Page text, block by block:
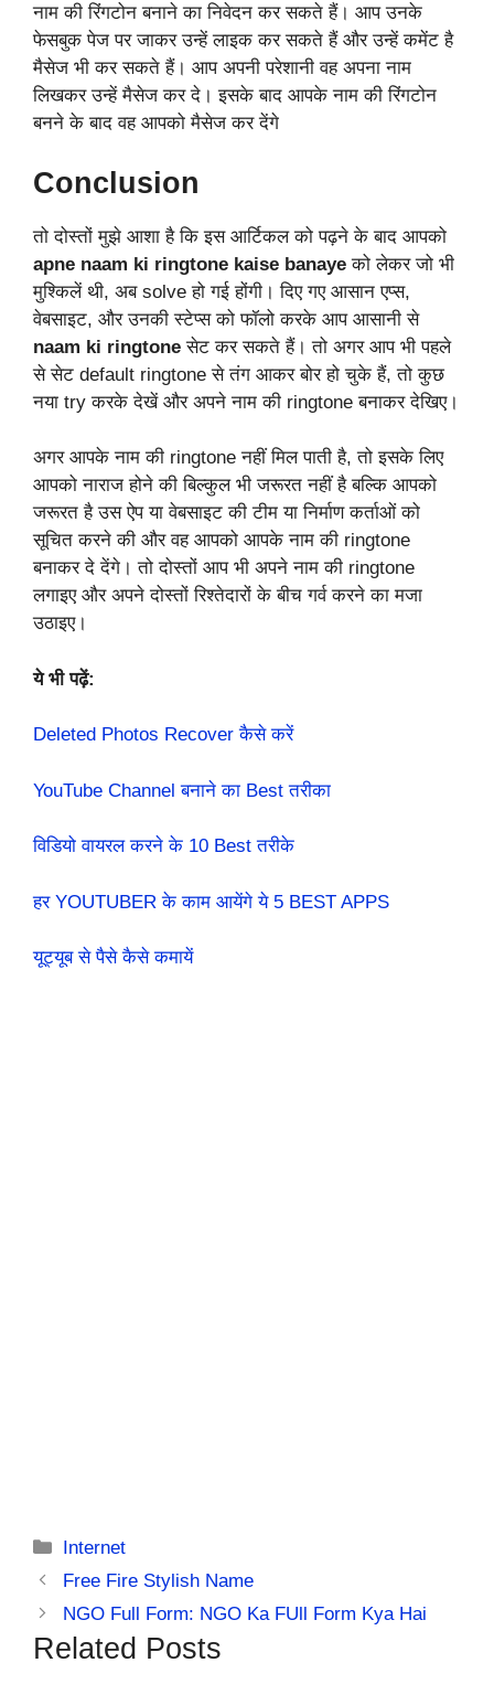
नाम की रिंगटोन बनाने का निवेदन कर सकते हैं। आप उनके
फेसबुक पेज पर जाकर उन्हें लाइक कर सकते हैं और उन्हें कमेंट है
मैसेज भी कर सकते हैं। आप अपनी परेशानी वह अपना नाम
लिखकर उन्हें मैसेज कर दे। इसके बाद आपके नाम की रिंगटोन
बनने के बाद वह आपको मैसेज कर देंगे
Conclusion
तो दोस्तों मुझे आशा है कि इस आर्टिकल को पढ़ने के बाद आपको
apne naam ki ringtone kaise banaye को लेकर जो भी
मुश्किलें थी, अब solve हो गई होंगी। दिए गए आसान एप्स,
वेबसाइट, और उनकी स्टेप्स को फॉलो करके आप आसानी से
naam ki ringtone सेट कर सकते हैं। तो अगर आप भी पहले
से सेट default ringtone से तंग आकर बोर हो चुके हैं, तो कुछ
नया try करके देखें और अपने नाम की ringtone बनाकर देखिए।
अगर आपके नाम की ringtone नहीं मिल पाती है, तो इसके लिए
आपको नाराज होने की बिल्कुल भी जरूरत नहीं है बल्कि आपको
जरूरत है उस ऐप या वेबसाइट की टीम या निर्माण कर्ताओं को
सूचित करने की और वह आपको आपके नाम की ringtone
बनाकर दे देंगे। तो दोस्तों आप भी अपने नाम की ringtone
लगाइए और अपने दोस्तों रिश्तेदारों के बीच गर्व करने का मजा
उठाइए।
ये भी पढ़ें:
Deleted Photos Recover कैसे करें
YouTube Channel बनाने का Best तरीका
विडियो वायरल करने के 10 Best तरीके
हर YOUTUBER के काम आयेंगे ये 5 BEST APPS
यूट्यूब से पैसे कैसे कमायें
Categories
Internet
Free Fire Stylish Name
NGO Full Form: NGO Ka FUll Form Kya Hai
Related Posts